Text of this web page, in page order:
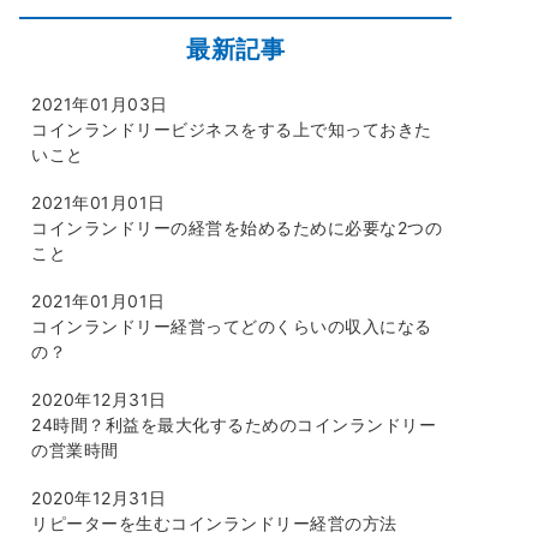
最新記事
2021年01月03日
コインランドリービジネスをする上で知っておきた
いこと
2021年01月01日
コインランドリーの経営を始めるために必要な2つの
こと
2021年01月01日
コインランドリー経営ってどのくらいの収入になる
の？
2020年12月31日
24時間？利益を最大化するためのコインランドリー
の営業時間
2020年12月31日
リピーターを生むコインランドリー経営の方法